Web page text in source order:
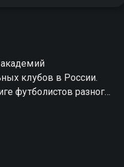
клубов в России.
футболистов разного